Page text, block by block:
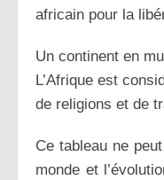
africain pour la
Un continent en
L’Afrique est
de religions et de
Ce tableau ne
monde et